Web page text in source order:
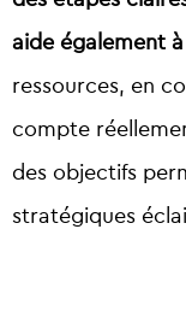
aide également
ressources, en
compte
des objectifs
stratégiques